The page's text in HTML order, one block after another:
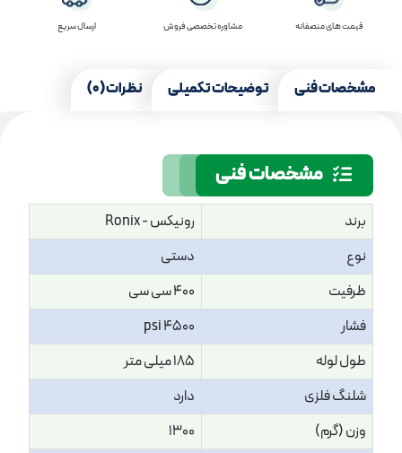
قیمت های منصفانه مشاوره تخصصی فروش ارسال سریع
مشخصات فنی توضیحات تکمیلی نظرات (0)
مشخصات فنی
برند
رونیکس - Ronix
نوع
دستی
ظرفیت
400 سی سی
فشار
4500 psi
طول لوله
185 میلی متر
شلنگ فلزی
دارد
وزن (گرم)
1300